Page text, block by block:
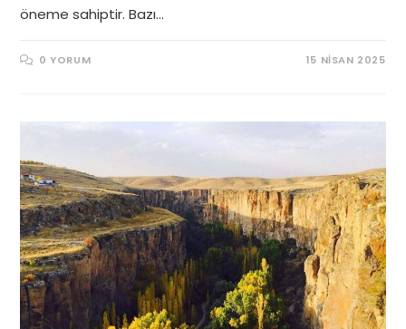
öneme sahiptir. Bazı…
0 YORUM 15 NISAN 2025